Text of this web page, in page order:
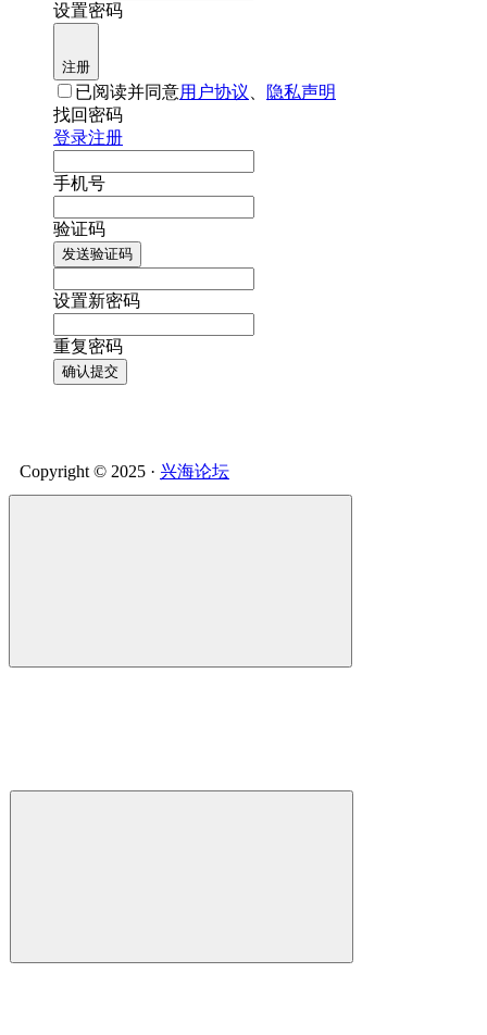
设置密码
注册
已阅读并同意用户协议
隐私声明
找回密码
登录注册
手机号
验证码
发送验证码
设置新密码
重复密码
确认提交
Copyright © 2025 · 兴海论坛